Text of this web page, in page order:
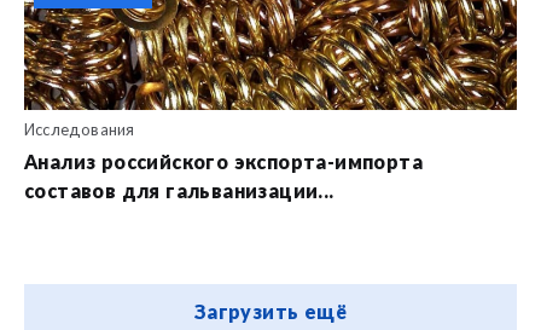
Исследования
Анализ российского экспорта-импорта
составов для гальванизации...
Загрузить ещё